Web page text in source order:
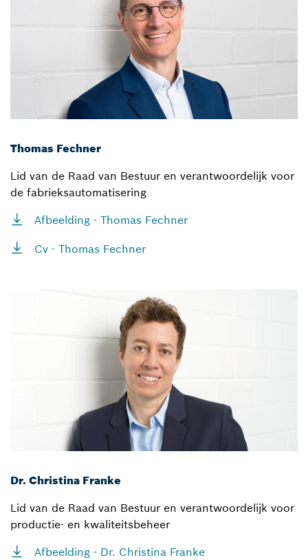
Thomas Fechner
Lid van de Raad van Bestuur en verantwoordelijk voor
de fabrieksautomatisering
Afbeelding - Thomas Fechner
Cv - Thomas Fechner
Dr. Christina Franke
Lid van de Raad van Bestuur en verantwoordelijk voor
productie- en kwaliteitsbeheer
Afbeelding - Dr. Christina Franke